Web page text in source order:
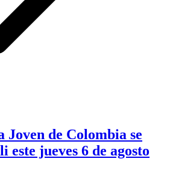
de Colombia se
este jueves 6 de agosto